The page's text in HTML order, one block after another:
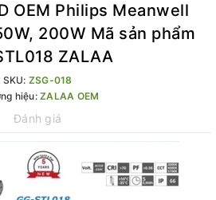
OEM Philips Meanwell
200W Mã sản phẩm
ZALAA
SKU: ZSG-018
hiệu: ZALAA OEM
Đánh giá